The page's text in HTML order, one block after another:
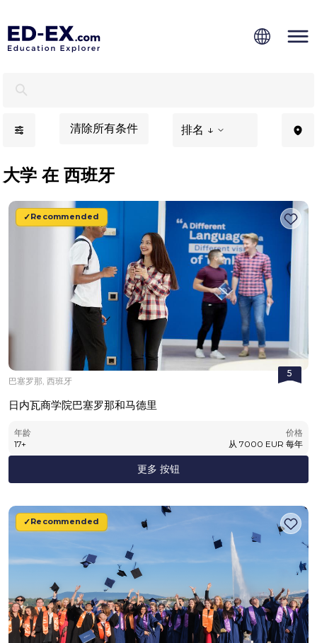
清除所有条件 排名 ↓
大学 在 西班牙
Recommended
5
巴塞罗那, 西班牙
日内瓦商学院巴塞罗那和马德里
年龄
17+
价格
从 7000 EUR 每年
更多 按钮
Recommended